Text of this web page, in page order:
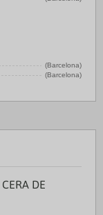
(Barcelona)
(Barcelona)
DE